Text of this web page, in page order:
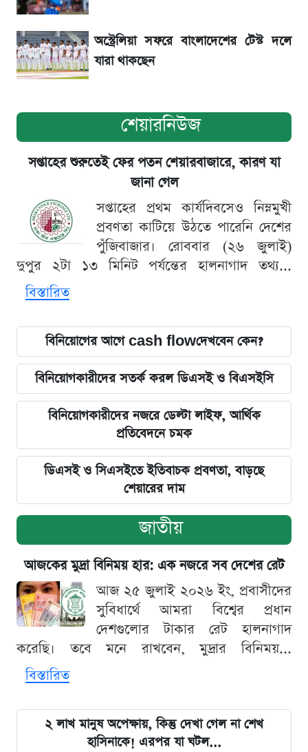
অস্ট্রেলিয়া সফরে বাংলাদেশের টেস্ট দলে
যারা থাকছেন
শেয়ারনিউজ
সপ্তাহের শুরুতেই ফের পতন শেয়ারবাজারে, কারণ যা
জানা গেল
সপ্তাহের প্রথম কার্যদিবসেও নিম্নমুখী
প্রবণতা কাটিয়ে উঠতে পারেনি দেশের
পুঁজিবাজার। রোববার (২৬ জুলাই)
দুপুর ২টা ১৩ মিনিট পর্যন্তের হালনাগাদ তথ্য...
বিস্তারিত
বিনিয়োগের আগে cash flowদেখবেন কেন?
বিনিয়োগকারীদের সতর্ক করল ডিএসই ও বিএসইসি
বিনিয়োগকারীদের নজরে ডেল্টা লাইফ, আর্থিক
প্রতিবেদনে চমক
ডিএসই ও সিএসইতে ইতিবাচক প্রবণতা, বাড়ছে
শেয়ারের দাম
জাতীয়
আজকের মুদ্রা বিনিময় হার: এক নজরে সব দেশের রেট
আজ ২৫ জুলাই ২০২৬ ইং, প্রবাসীদের
সুবিধার্থে আমরা বিশ্বের প্রধান
দেশগুলোর টাকার রেট হালনাগাদ
করেছি। তবে মনে রাখবেন, মুদ্রার বিনিময়...
বিস্তারিত
২ লাখ মানুষ অপেক্ষায়, কিন্তু দেখা গেল না শেখ
হাসিনাকে! এরপর যা ঘটল...